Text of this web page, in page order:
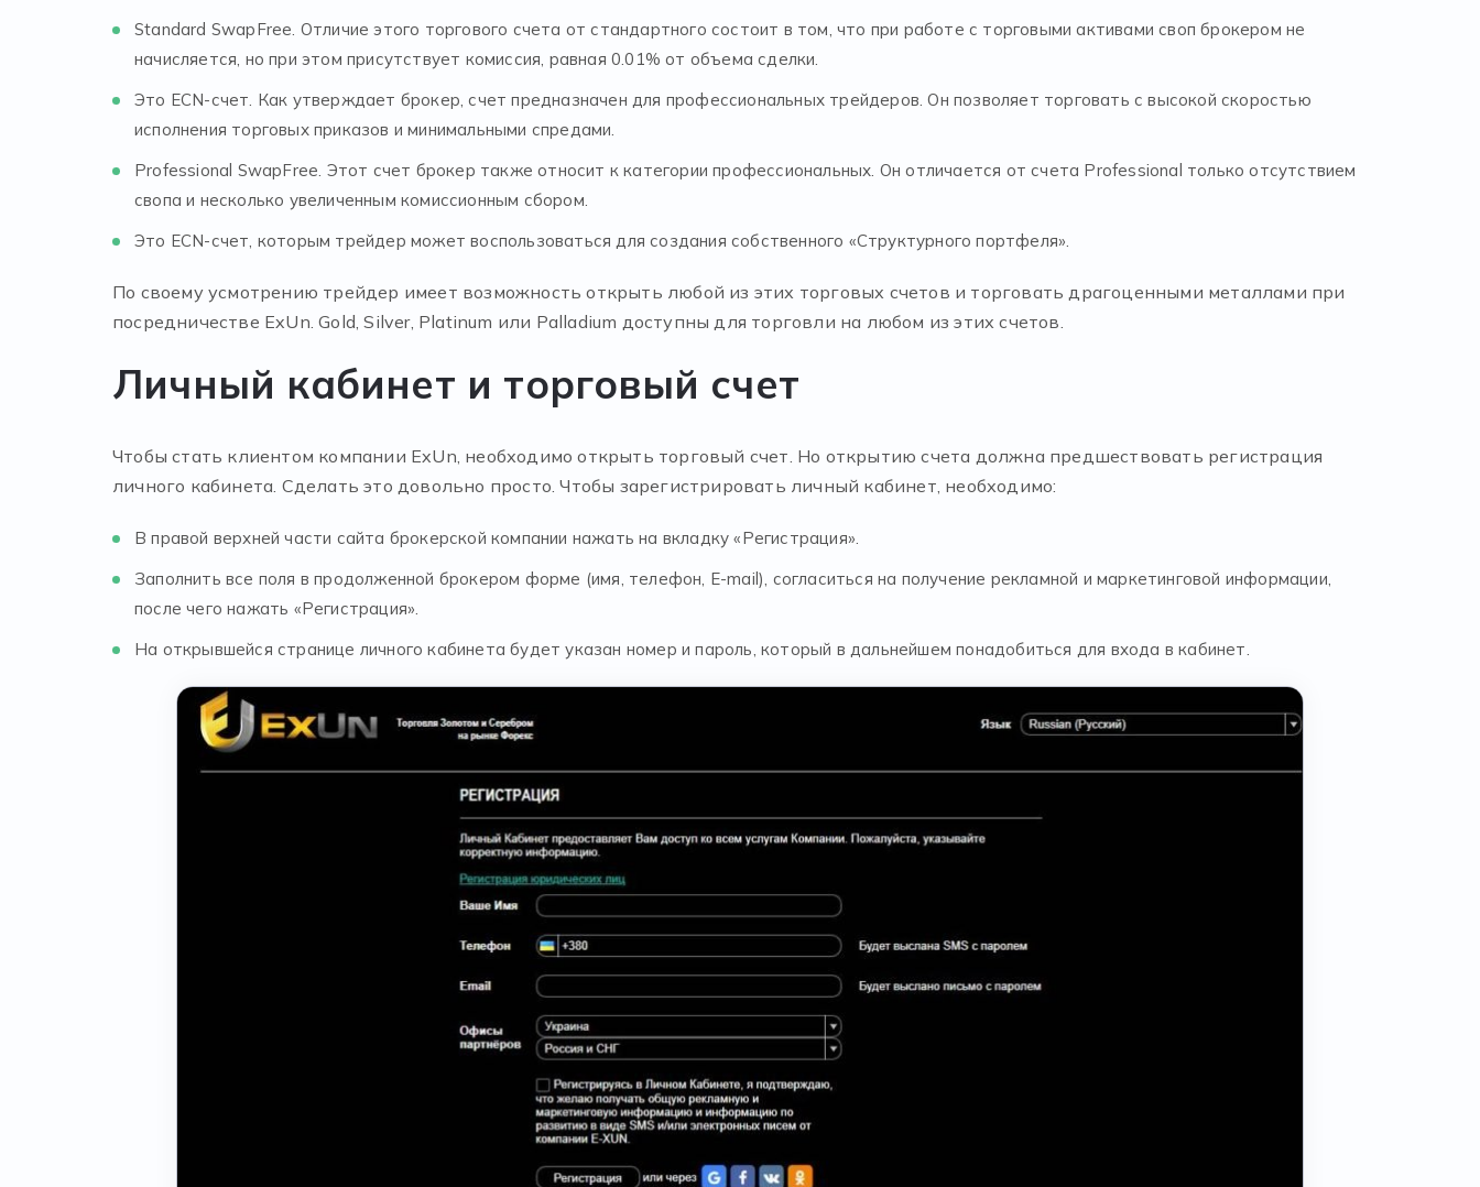
Standard SwapFree. Отличие этого торгового счета от стандартного состоит в том, что при работе с торговыми активами своп брокером не
начисляется, но при этом присутствует комиссия, равная 0.01% от объема сделки.
Это ECN-счет. Как утверждает брокер, счет предназначен для профессиональных трейдеров. Он позволяет торговать с высокой скоростью
исполнения торговых приказов и минимальными спредами.
Professional SwapFree. Этот счет брокер также относит к категории профессиональных. Он отличается от счета Professional только отсутствием
свопа и несколько увеличенным комиссионным сбором.
Это ECN-счет, которым трейдер может воспользоваться для создания собственного «Структурного портфеля».
По своему усмотрению трейдер имеет возможность открыть любой из этих торговых счетов и торговать драгоценными металлами при
посредничестве ExUn. Gold, Silver, Platinum или Palladium доступны для торговли на любом из этих счетов.
Личный кабинет и торговый счет
Чтобы стать клиентом компании ExUn, необходимо открыть торговый счет. Но открытию счета должна предшествовать регистрация
личного кабинета. Сделать это довольно просто. Чтобы зарегистрировать личный кабинет, необходимо:
В правой верхней части сайта брокерской компании нажать на вкладку «Регистрация».
Заполнить все поля в продолженной брокером форме (имя, телефон, E-mail), согласиться на получение рекламной и маркетинговой информации,
после чего нажать «Регистрация».
На открывшейся странице личного кабинета будет указан номер и пароль, который в дальнейшем понадобиться для входа в кабинет.